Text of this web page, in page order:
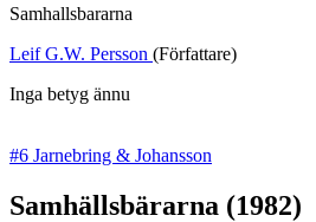
Samhallsbararna
Leif G.W. Persson (Författare)
Inga betyg ännu
#6 Jarnebring & Johansson
Samhällsbärarna (1982)